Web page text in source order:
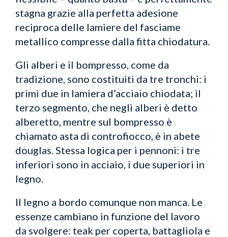
stagna grazie alla perfetta adesione
reciproca delle lamiere del fasciame
metallico compresse dalla fitta chiodatura.
Gli alberi e il bompresso, come da
tradizione, sono costituiti da tre tronchi: i
primi due in lamiera d’acciaio chiodata; il
terzo segmento, che negli alberi è detto
alberetto, mentre sul bompresso è
chiamato asta di controfiocco, è in abete
douglas. Stessa logica per i pennoni: i tre
inferiori sono in acciaio, i due superiori in
legno.
Il legno a bordo comunque non manca. Le
essenze cambiano in funzione del lavoro
da svolgere: teak per coperta, battagliola e